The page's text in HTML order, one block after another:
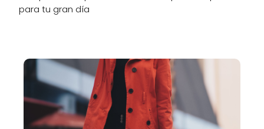
para tu gran día